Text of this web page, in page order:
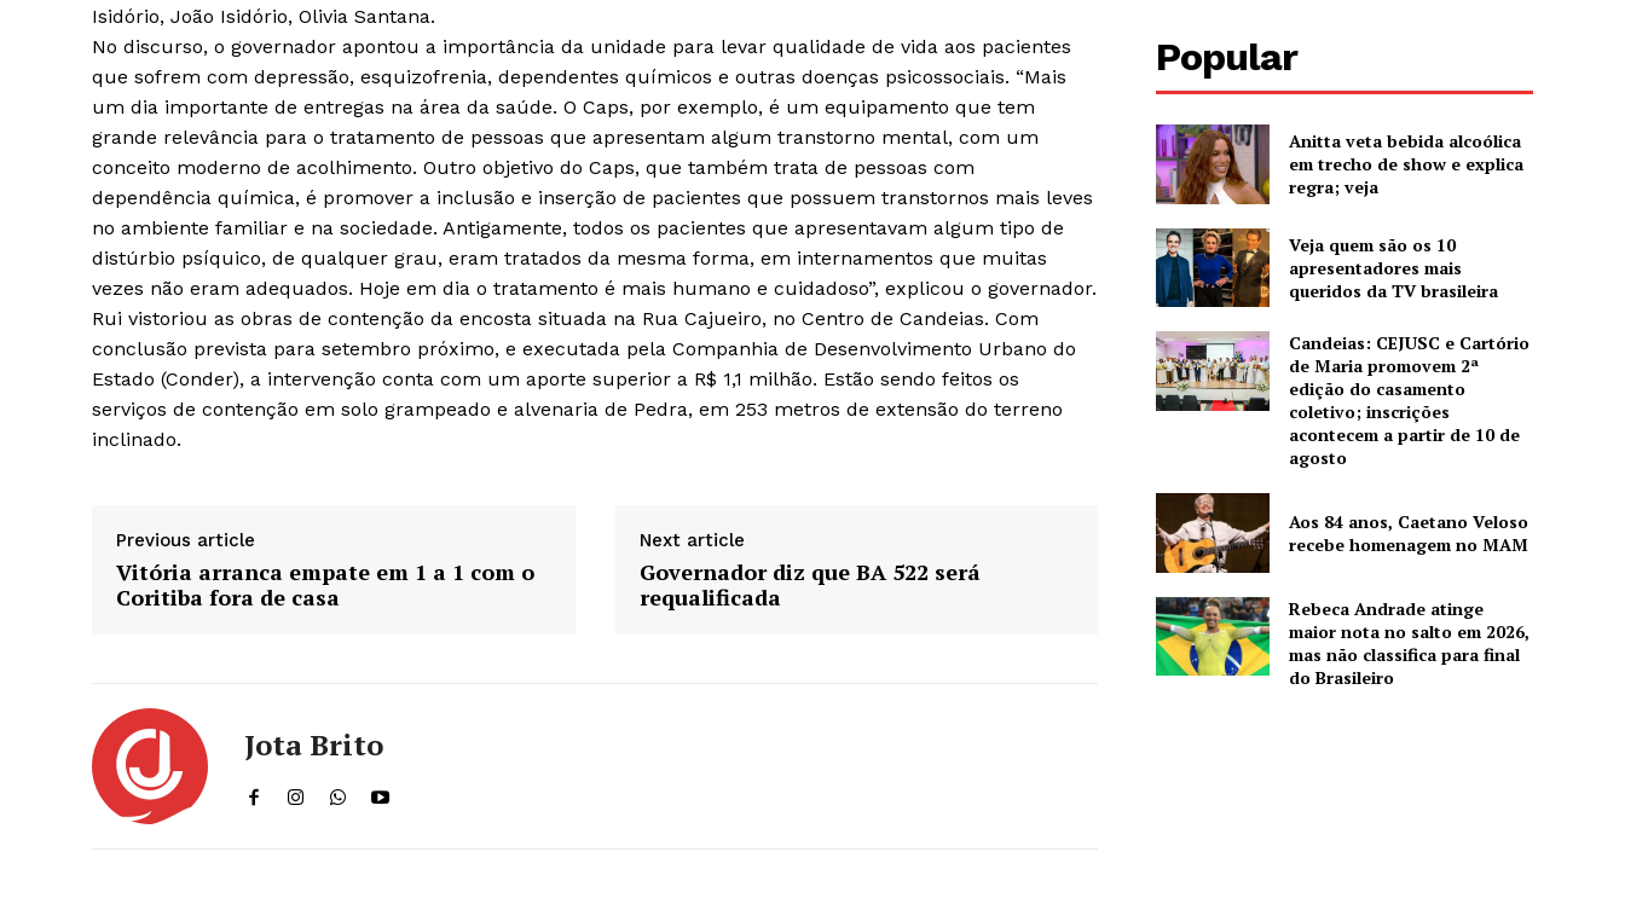
Isidório, João Isidório, Olivia Santana.
No discurso, o governador apontou a importância da unidade para levar qualidade de vida aos pacientes
que sofrem com depressão, esquizofrenia, dependentes químicos e outras doenças psicossociais. “Mais
um dia importante de entregas na área da saúde. O Caps, por exemplo, é um equipamento que tem
grande relevância para o tratamento de pessoas que apresentam algum transtorno mental, com um
conceito moderno de acolhimento. Outro objetivo do Caps, que também trata de pessoas com
dependência química, é promover a inclusão e inserção de pacientes que possuem transtornos mais leves
no ambiente familiar e na sociedade. Antigamente, todos os pacientes que apresentavam algum tipo de
distúrbio psíquico, de qualquer grau, eram tratados da mesma forma, em internamentos que muitas
vezes não eram adequados. Hoje em dia o tratamento é mais humano e cuidadoso”, explicou o governador.
Rui vistoriou as obras de contenção da encosta situada na Rua Cajueiro, no Centro de Candeias. Com
conclusão prevista para setembro próximo, e executada pela Companhia de Desenvolvimento Urbano do
Estado (Conder), a intervenção conta com um aporte superior a R$ 1,1 milhão. Estão sendo feitos os
serviços de contenção em solo grampeado e alvenaria de Pedra, em 253 metros de extensão do terreno
inclinado.
Previous article
Vitória arranca empate em 1 a 1 com o
Coritiba fora de casa
Next article
Governador diz que BA 522 será
requalificada
Jota Brito
Popular
Anitta veta bebida alcoólica
em trecho de show e explica
regra; veja
Veja quem são os 10
apresentadores mais
queridos da TV brasileira
Candeias: CEJUSC e Cartório
de Maria promovem 2ª
edição do casamento
coletivo; inscrições
acontecem a partir de 10 de
agosto
Aos 84 anos, Caetano Veloso
recebe homenagem no MAM
Rebeca Andrade atinge
maior nota no salto em 2026,
mas não classifica para final
do Brasileiro